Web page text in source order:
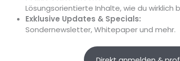
Lösungsorientierte Inhalte, wie du wirklich
Exklusive Updates & Specials:
Sondernewsletter, Whitepaper und mehr.